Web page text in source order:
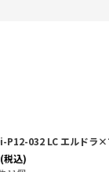
ドラ×マーク０